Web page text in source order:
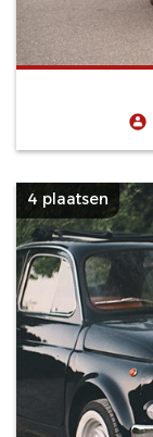
4 plaatsen